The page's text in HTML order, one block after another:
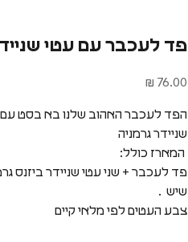
פד לעכבר עם עטי
מחיר מבצע
76.00 ₪
הפד לעכבר האהוב שלנו בא בסט עם
שניידר גרמניה
המארז כולל:
שיש .
צבע העטים לפי מלאי קיים